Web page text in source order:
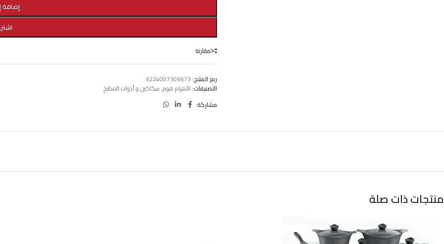
إضافة
مقارنة
رمز المنتج:6224007306673
التصنيفات:الأهرام هوم,سكاكين و أدوات المطبخ
مشاركة:
منتجات ذات صلة